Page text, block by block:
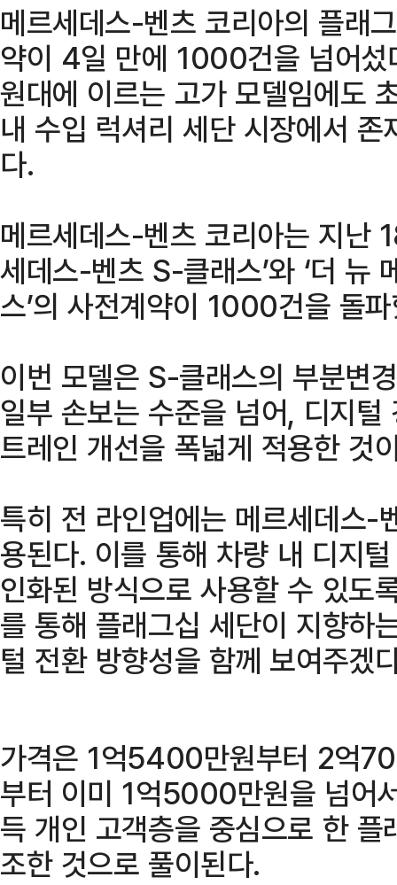
메르세데스-벤츠 코리아의 플래
약이 4일 만에 1000건을 넘어
원대에 이르는 고가 모델임에도
내 수입 럭셔리 세단 시장에서
다.
메르세데스-벤츠 코리아는 지난
세데스-벤츠 S-클래스’와 ‘더 뉴
스’의 사전계약이 1000건을 돌
이번 모델은 S-클래스의 부분변
일부 손보는 수준을 넘어, 디지
트레인 개선을 폭넓게 적용한 것
특히 전 라인업에는 메르세데스
용된다. 이를 통해 차량 내 디지
인화된 방식으로 사용할 수 있도
를 통해 플래그십 세단이 지향하
털 전환 방향성을 함께 보여주겠
가격은 1억5400만원부터 2억
부터 이미 1억5000만원을 넘어
득 개인 고객층을 중심으로 한
조한 것으로 풀이된다.